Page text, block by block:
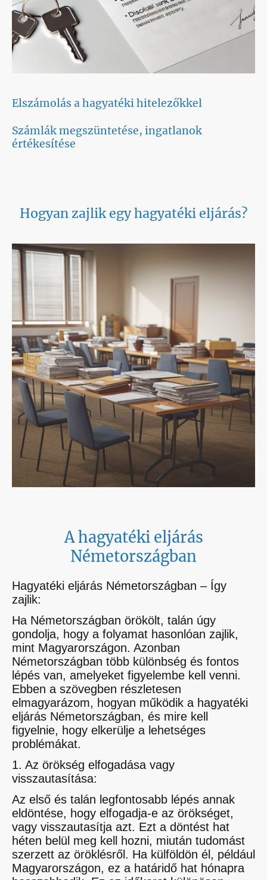
Elszámolás a hagyatéki hitelezőkkel
Számlák megszüntetése, ingatlanok
értékesítése
Hogyan zajlik egy hagyatéki eljárás?
A hagyatéki eljárás
Németországban
Hagyatéki eljárás Németországban – Így
zajlik:
Ha Németországban örökölt, talán úgy
gondolja, hogy a folyamat hasonlóan zajlik,
mint Magyarországon. Azonban
Németországban több különbség és fontos
lépés van, amelyeket figyelembe kell venni.
Ebben a szövegben részletesen
elmagyarázom, hogyan működik a hagyatéki
eljárás Németországban, és mire kell
figyelnie, hogy elkerülje a lehetséges
problémákat.
1. Az örökség elfogadása vagy
visszautasítása:
Az első és talán legfontosabb lépés annak
eldöntése, hogy elfogadja-e az örökséget,
vagy visszautasítja azt. Ezt a döntést hat
héten belül meg kell hozni, miután tudomást
szerzett az öröklésről. Ha külföldön él, például
Magyarországon, ez a határidő hat hónapra